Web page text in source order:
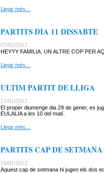
Llegir més...
PARTITS DIA 11 DISSABTE
07/02/2012
HEYYY FAMILIA, UN ALTRE COP PER
Llegir més...
ULTIM PARTIT DE LLIGA
23/01/2012
El proper diumenge dia 29 de gener, es
EULALIA a les 10 del matí.
Llegir més...
PARTITS CAP DE SETMANA
16/01/2012
Aquest cap de setmana hi jugen els dos